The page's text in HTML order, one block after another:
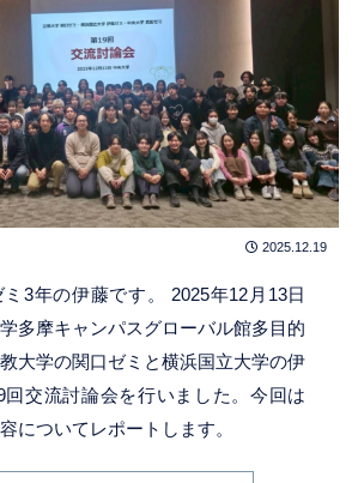
2025.12.19
3年の伊藤です。 2025年12月13日
学多摩キャンパスグローバル館多目的
大学の関口ゼミと横浜国立大学の伊
回交流討論会を行いました。今回は
についてレポートします。